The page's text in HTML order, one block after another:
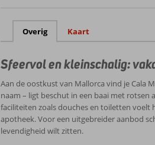
Overig Kaart
Sfeervol en kleinschalig:
Aan de oostkust van Mallorca vind je Cala
naam – ligt beschut in een baai met rotsen
faciliteiten zoals douches en toiletten voelt
apotheek. Voor een uitgebreider aanbod
levendigheid wilt zitten.